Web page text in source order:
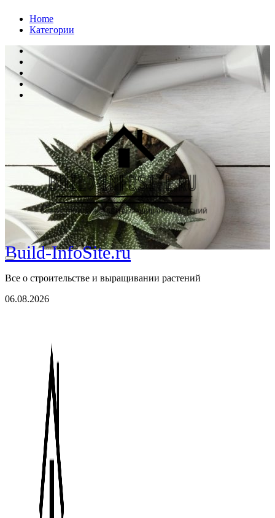
ПерейтиHome
Категории
Build-InfoSite.ru
Все о строительстве и выращивании растений
06.08.2026